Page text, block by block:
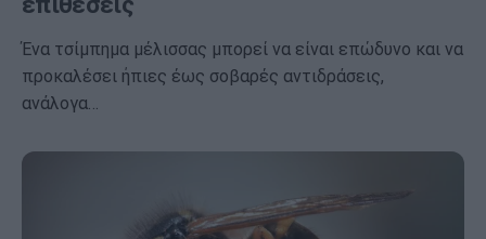
Ένα τσίμπημα μέλισσας μπορεί να είναι επώδυνο και να
προκαλέσει ήπιες έως σοβαρές αντιδράσεις,
ανάλογα…